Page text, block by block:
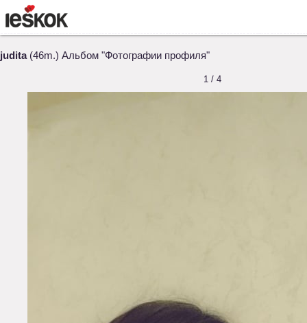
judita(46m.) Альбом "Фотографии профиля"
1 / 4